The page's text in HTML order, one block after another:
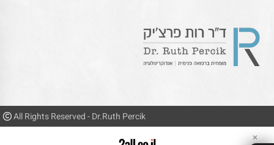
All Rights Reserved - Dr.Ruth Percik
✕